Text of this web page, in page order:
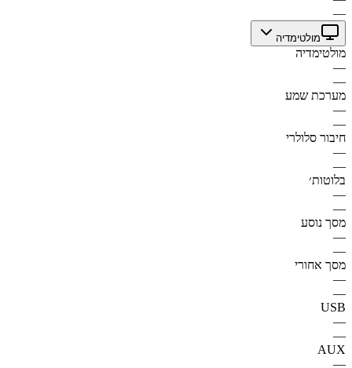
—
מולטימדיה
מולטימדיה
—
—
מערכת שמע
—
—
חיבור סלולרי
—
—
בלוטות׳
—
—
מסך נוסע
—
—
מסך אחורי
—
—
USB
—
—
AUX
—